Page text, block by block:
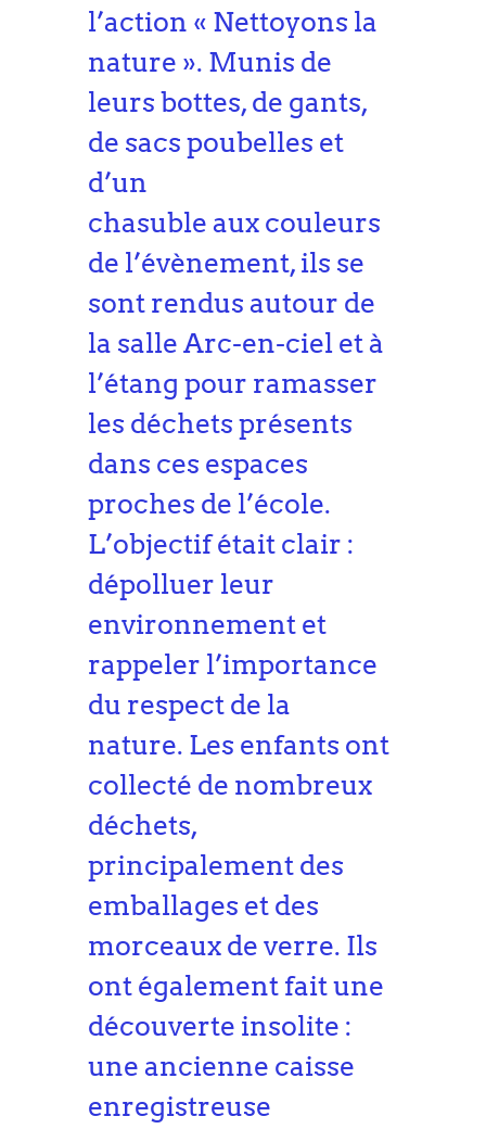
l’action « Nettoyons la
nature ». Munis de
leurs bottes, de gants,
de sacs poubelles et
d’un
chasuble aux couleurs
de l’évènement, ils se
sont rendus autour de
la salle Arc-en-ciel et à
l’étang pour ramasser
les déchets présents
dans ces espaces
proches de l’école.
L’objectif était clair :
dépolluer leur
environnement et
rappeler l’importance
du respect de la
nature. Les enfants ont
collecté de nombreux
déchets,
principalement des
emballages et des
morceaux de verre. Ils
ont également fait une
découverte insolite :
une ancienne caisse
enregistreuse